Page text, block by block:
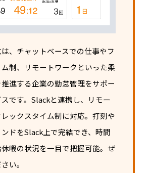
、チャットベースでの仕事やフ
制、リモートワークといった柔
進する企業の勤怠管理をサポー
スです。Slackと連携し、リモー
レックスタイム制に対応。打刻や
ドをSlack上で完結でき、時間
暇の状況を一目で把握可能。ぜ
い。